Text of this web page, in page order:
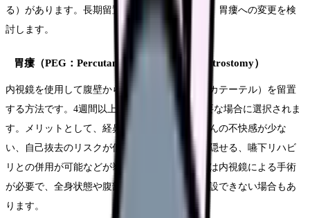
る）があります。長期留置が予想される場合は、胃瘻への変更を検
討します。
胃瘻（PEG：Percutaneous Endoscopic Gastrostomy）
内視鏡を使用して腹壁から胃に直接チューブ（カテーテル）を留置
する方法です。4週間以上の長期経管栄養が必要な場合に選択されま
す。メリットとして、経鼻胃管に比べて患者さんの不快感が少な
い、自己抜去のリスクが低い、外見上も衣服で隠せる、嚥下リハビ
リとの併用が可能などが挙げられます。造設には内視鏡による手術
が必要で、全身状態や腹部の状態によっては造設できない場合もあ
ります。